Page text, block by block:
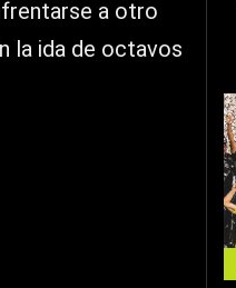
a otro
la ida de octavos